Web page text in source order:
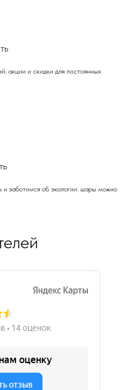
акции и скидки для постоянных
заботимся об экологии: шары можно